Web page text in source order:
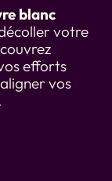
blanc
votre
efforts
vos